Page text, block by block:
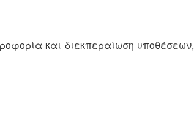
και διεκπεραίωση υποθέσεων,